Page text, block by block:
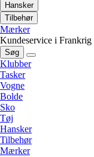
Hansker
Tilbehør
Mærker
Kundeservice i Frankrig
Søg
Klubber
Tasker
Vogne
Bolde
Sko
Tøj
Hansker
Tilbehør
Mærker